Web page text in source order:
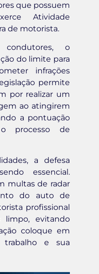
que possuem
Atividade
de motorista.
o
do limite para
infrações
permite
por realizar um
ao atingirem
a pontuação
processo de
a defesa
essencial.
multas de radar
do auto de
profissional
limpo, evitando
coloque em
trabalho e sua